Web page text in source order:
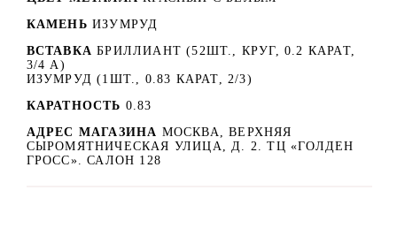
КАМЕНЬ ИЗУМРУД
ВСТАВКА БРИЛЛИАНТ (52ШТ., КРУГ, 0.2 КАРАТ,
3/4 A)
ИЗУМРУД (1ШТ., 0.83 КАРАТ, 2/3)
КАРАТНОСТЬ 0.83
АДРЕС МАГАЗИНА МОСКВА, ВЕРХНЯЯ
СЫРОМЯТНИЧЕСКАЯ УЛИЦА, Д. 2. ТЦ «ГОЛДЕН
ГРОСС». САЛОН 128